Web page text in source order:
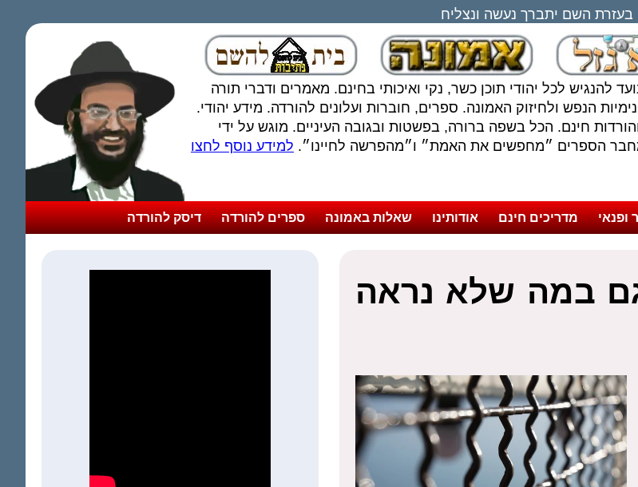
בעזרת השם יתברך נעשה ונצליח
להנגיש לכל יהודי תוכן כשר, נקי ואיכותי בחינם. מאמרים ודברי תורה
הנפש ולחיזוק האמונה. ספרים, חוברות ועלונים להורדה. מידע יהודי.
חינם. הכל בשפה ברורה, בפשטות ובגובה העיניים. מוגש על ידי
הספרים ״מחפשים את האמת״ ו״מהפרשה לחיינו״. למידע נוסף לחצו
ופנאי מדריכים חינם אודותינו שאלות באמונה ספרים להורדה דיסק להורדה
במה שלא נראה